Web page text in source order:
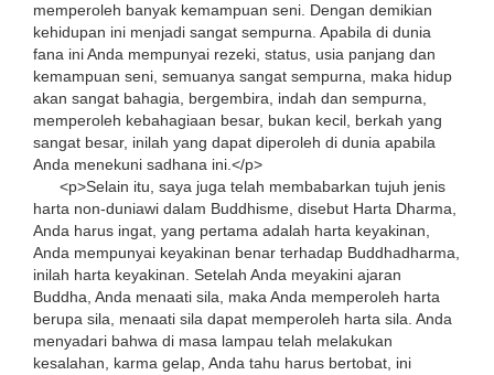
memperoleh banyak kemampuan seni. Dengan demikian
kehidupan ini menjadi sangat sempurna. Apabila di dunia
fana ini Anda mempunyai rezeki, status, usia panjang dan
kemampuan seni, semuanya sangat sempurna, maka hidup
akan sangat bahagia, bergembira, indah dan sempurna,
memperoleh kebahagiaan besar, bukan kecil, berkah yang
sangat besar, inilah yang dapat diperoleh di dunia apabila
Anda menekuni sadhana ini.</p>
<p>Selain itu, saya juga telah membabarkan tujuh jenis
harta non-duniawi dalam Buddhisme, disebut Harta Dharma,
Anda harus ingat, yang pertama adalah harta keyakinan,
Anda mempunyai keyakinan benar terhadap Buddhadharma,
inilah harta keyakinan. Setelah Anda meyakini ajaran
Buddha, Anda menaati sila, maka Anda memperoleh harta
berupa sila, menaati sila dapat memperoleh harta sila. Anda
menyadari bahwa di masa lampau telah melakukan
kesalahan, karma gelap, Anda tahu harus bertobat, ini